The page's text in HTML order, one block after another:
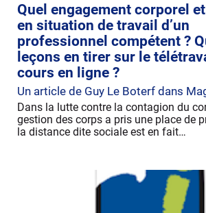
Quel engagement corporel
en situation de travail d’un
professionnel compétent ?
leçons en tirer sur le
cours en ligne ?
Un article de Guy Le Boterf dans
Dans la lutte contre la contagion du
gestion des corps a pris une place de
la distance dite sociale est en fait…